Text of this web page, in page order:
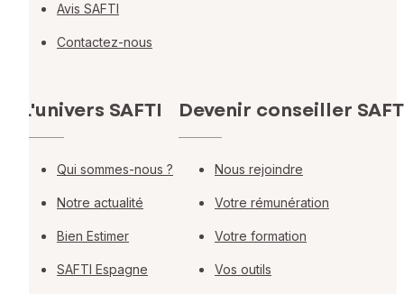
Avis SAFTI
Contactez-nous
L'univers SAFTI
Qui sommes-nous ?
Notre actualité
Bien Estimer
SAFTI Espagne
Devenir conseiller
Nous rejoindre
Votre rémunération
Votre formation
Vos outils